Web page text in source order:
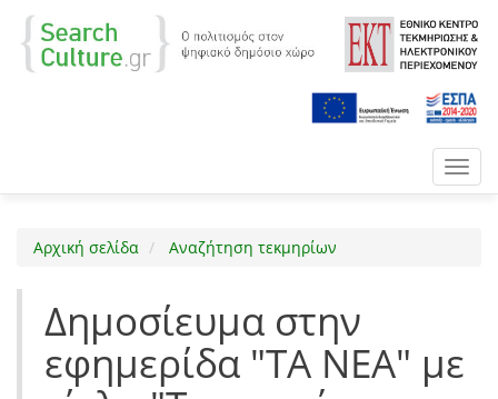
Αρχική σελίδα Αναζήτηση τεκμηρίων
Δημοσίευμα στην
εφημερίδα "ΤΑ ΝΕΑ" με